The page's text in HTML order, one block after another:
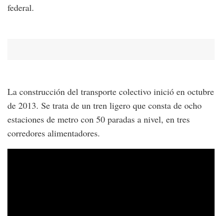
federal.
La construcción del transporte colectivo inició en octubre
de 2013. Se trata de un tren ligero que consta de ocho
estaciones de metro con 50 paradas a nivel, en tres
corredores alimentadores.